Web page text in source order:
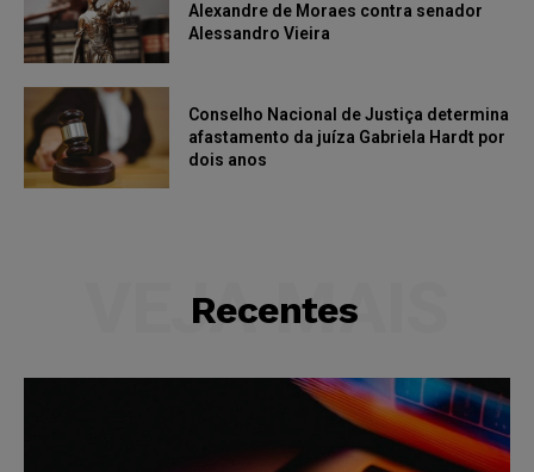
Alexandre de Moraes contra senador
Alessandro Vieira
Conselho Nacional de Justiça determina
afastamento da juíza Gabriela Hardt por
dois anos
Recentes
VEJA MAIS